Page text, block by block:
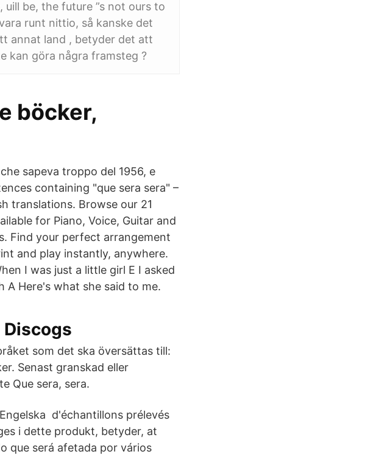
be, the future ”s not ours to
runt nittio, så kanske det
annat land , betyder det att
kan göra några framsteg ?
böcker,
sapeva troppo del 1956, e
containing "que sera sera" –
translations. Browse our 21
for Piano, Voice, Guitar and
Find your perfect arrangement
and play instantly, anywhere.
I was just a little girl E I asked
A Here's what she said to me.
Discogs
som det ska översättas till:
Senast granskad eller
Que sera, sera.
d'échantillons prélevés
i dette produkt, betyder, at
que será afetada por vários